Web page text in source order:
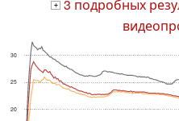
+ 3 подробных
20
25
30